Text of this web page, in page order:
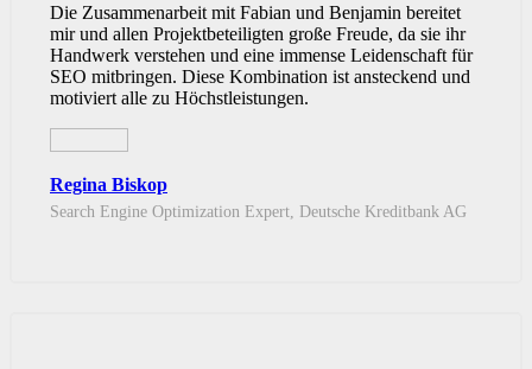
Die Zusammenarbeit mit Fabian und Benjamin bereitet
mir und allen Projektbeteiligten große Freude, da sie ihr
Handwerk verstehen und eine immense Leidenschaft für
SEO mitbringen. Diese Kombination ist ansteckend und
motiviert alle zu Höchstleistungen.
Regina Biskop
Search Engine Optimization Expert, Deutsche Kreditbank AG